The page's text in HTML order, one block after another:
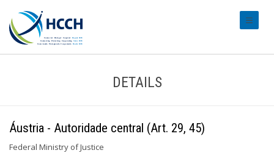
DETAILS
Áustria - Autoridade central (Art. 29, 45)
Federal Ministry of Justice